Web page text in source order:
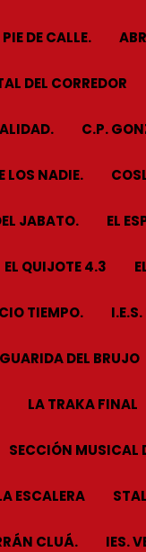
DE CALLE.
DEL CORREDOR
C.P.
LOS NADIE.
JABATO. EL
EL QUIJOTE 4.3
TIEMPO.
DEL BRUJO
LA TRAKA FINAL
SECCIÓN MUSICAL
ESCALERA
CLUÁ. IES.